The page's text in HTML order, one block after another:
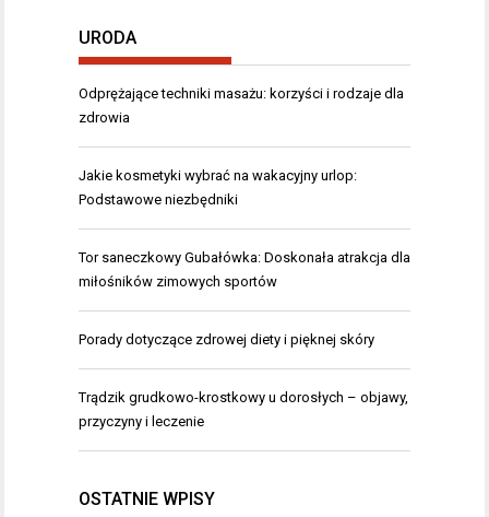
URODA
Odprężające techniki masażu: korzyści i rodzaje dla
zdrowia
Jakie kosmetyki wybrać na wakacyjny urlop:
Podstawowe niezbędniki
Tor saneczkowy Gubałówka: Doskonała atrakcja dla
miłośników zimowych sportów
Porady dotyczące zdrowej diety i pięknej skóry
Trądzik grudkowo-krostkowy u dorosłych – objawy,
przyczyny i leczenie
OSTATNIE WPISY